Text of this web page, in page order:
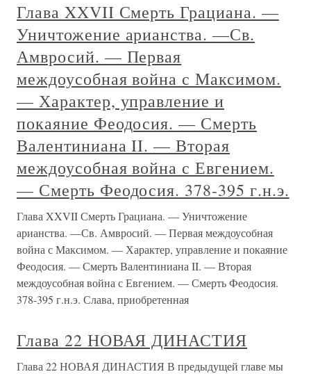
Глава XXVII Смерть Грациана. —
Уничтожение арианства. —Св.
Амвросий. — Первая
междоусобная война с Максимом.
— Характер, управление и
покаяние Феодосия. — Смерть
Валентиниана II. — Вторая
междоусобная война с Евгением.
— Смерть Феодосия. 378-395 г.н.э.
Глава XXVII Смерть Грациана. — Уничтожение
арианства. —Св. Амвросий. — Первая междоусобная
война с Максимом. — Характер, управление и покаяние
Феодосия. — Смерть Валентиниана II. — Вторая
междоусобная война с Евгением. — Смерть Феодосия.
378-395 г.н.э. Слава, приобретенная
Глава 22 НОВАЯ ДИНАСТИЯ
Глава 22 НОВАЯ ДИНАСТИЯ В предыдущей главе мы